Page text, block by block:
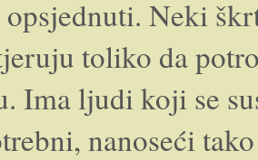
opsjednuti. Neki
toliko da
Ima ljudi koji se
nanoseći